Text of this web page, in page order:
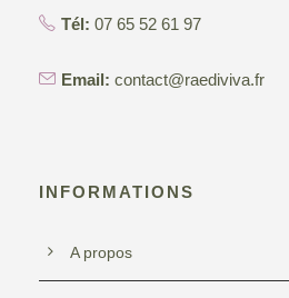
Tél: 07 65 52 61 97
Email: contact@raediviva.fr
INFORMATIONS
A propos